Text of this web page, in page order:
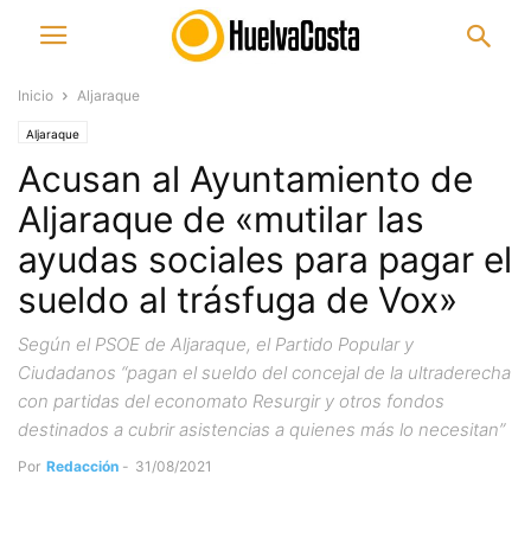
Inicio Aljaraque
Aljaraque
Acusan al Ayuntamiento de
Aljaraque de «mutilar las
ayudas sociales para pagar el
sueldo al trásfuga de Vox»
Según el PSOE de Aljaraque, el Partido Popular y
Ciudadanos “pagan el sueldo del concejal de la ultraderecha
con partidas del economato Resurgir y otros fondos
destinados a cubrir asistencias a quienes más lo necesitan”
Por Redacción - 31/08/2021